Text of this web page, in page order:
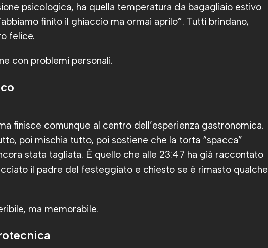
psicologica, ha quella temperatura da bagagliaio estivo
finito il ghiaccio ma ormai aprilo”. Tutti brindano,
felice.
con problemi personali.
finisce comunque al centro dell’esperienza gastronomica.
poi mischia tutto, poi sostiene che la torta “spacca”
stata tagliata. È quello che alle 23:47 ha già raccontato
il padre del festeggiato e chiesto se è rimasto qualche
ma memorabile.